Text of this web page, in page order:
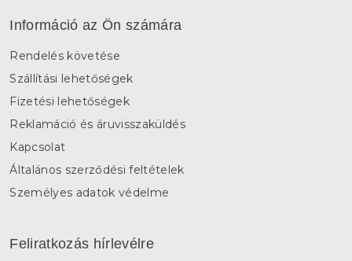
Információ az Ön számára
Rendelés követése
Szállítási lehetőségek
Fizetési lehetőségek
Reklamáció és áruvisszaküldés
Kapcsolat
Általános szerződési feltételek
Személyes adatok védelme
Feliratkozás hírlevélre